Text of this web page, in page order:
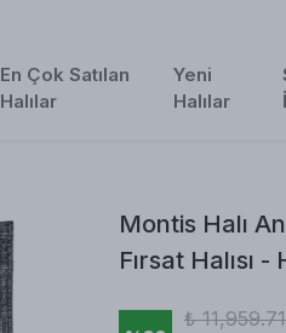
En Çok Satılan
Halılar
Yeni
Halılar
Montis Halı
Fırsat Halısı
₺ 11,959.71